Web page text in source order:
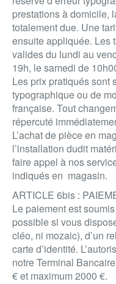
prestations à domicile,
totalement due. Une
ensuite appliquée. Les
valides du lundi au
19h, le samedi de
Les prix pratiqués sont
typographique ou de
française. Tout
répercuté
L’achat de pièce en
l’installation dudit
faire appel à nos
indiqués en magasin.
ARTICLE 6bis :
Le paiement est
possible si vous
cléo, ni mozaic), d’un
carte d’identité.
notre Terminal
€ et maximum 2000 €.